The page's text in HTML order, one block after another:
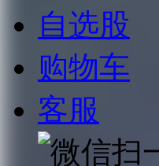
自选股
购物车
客服